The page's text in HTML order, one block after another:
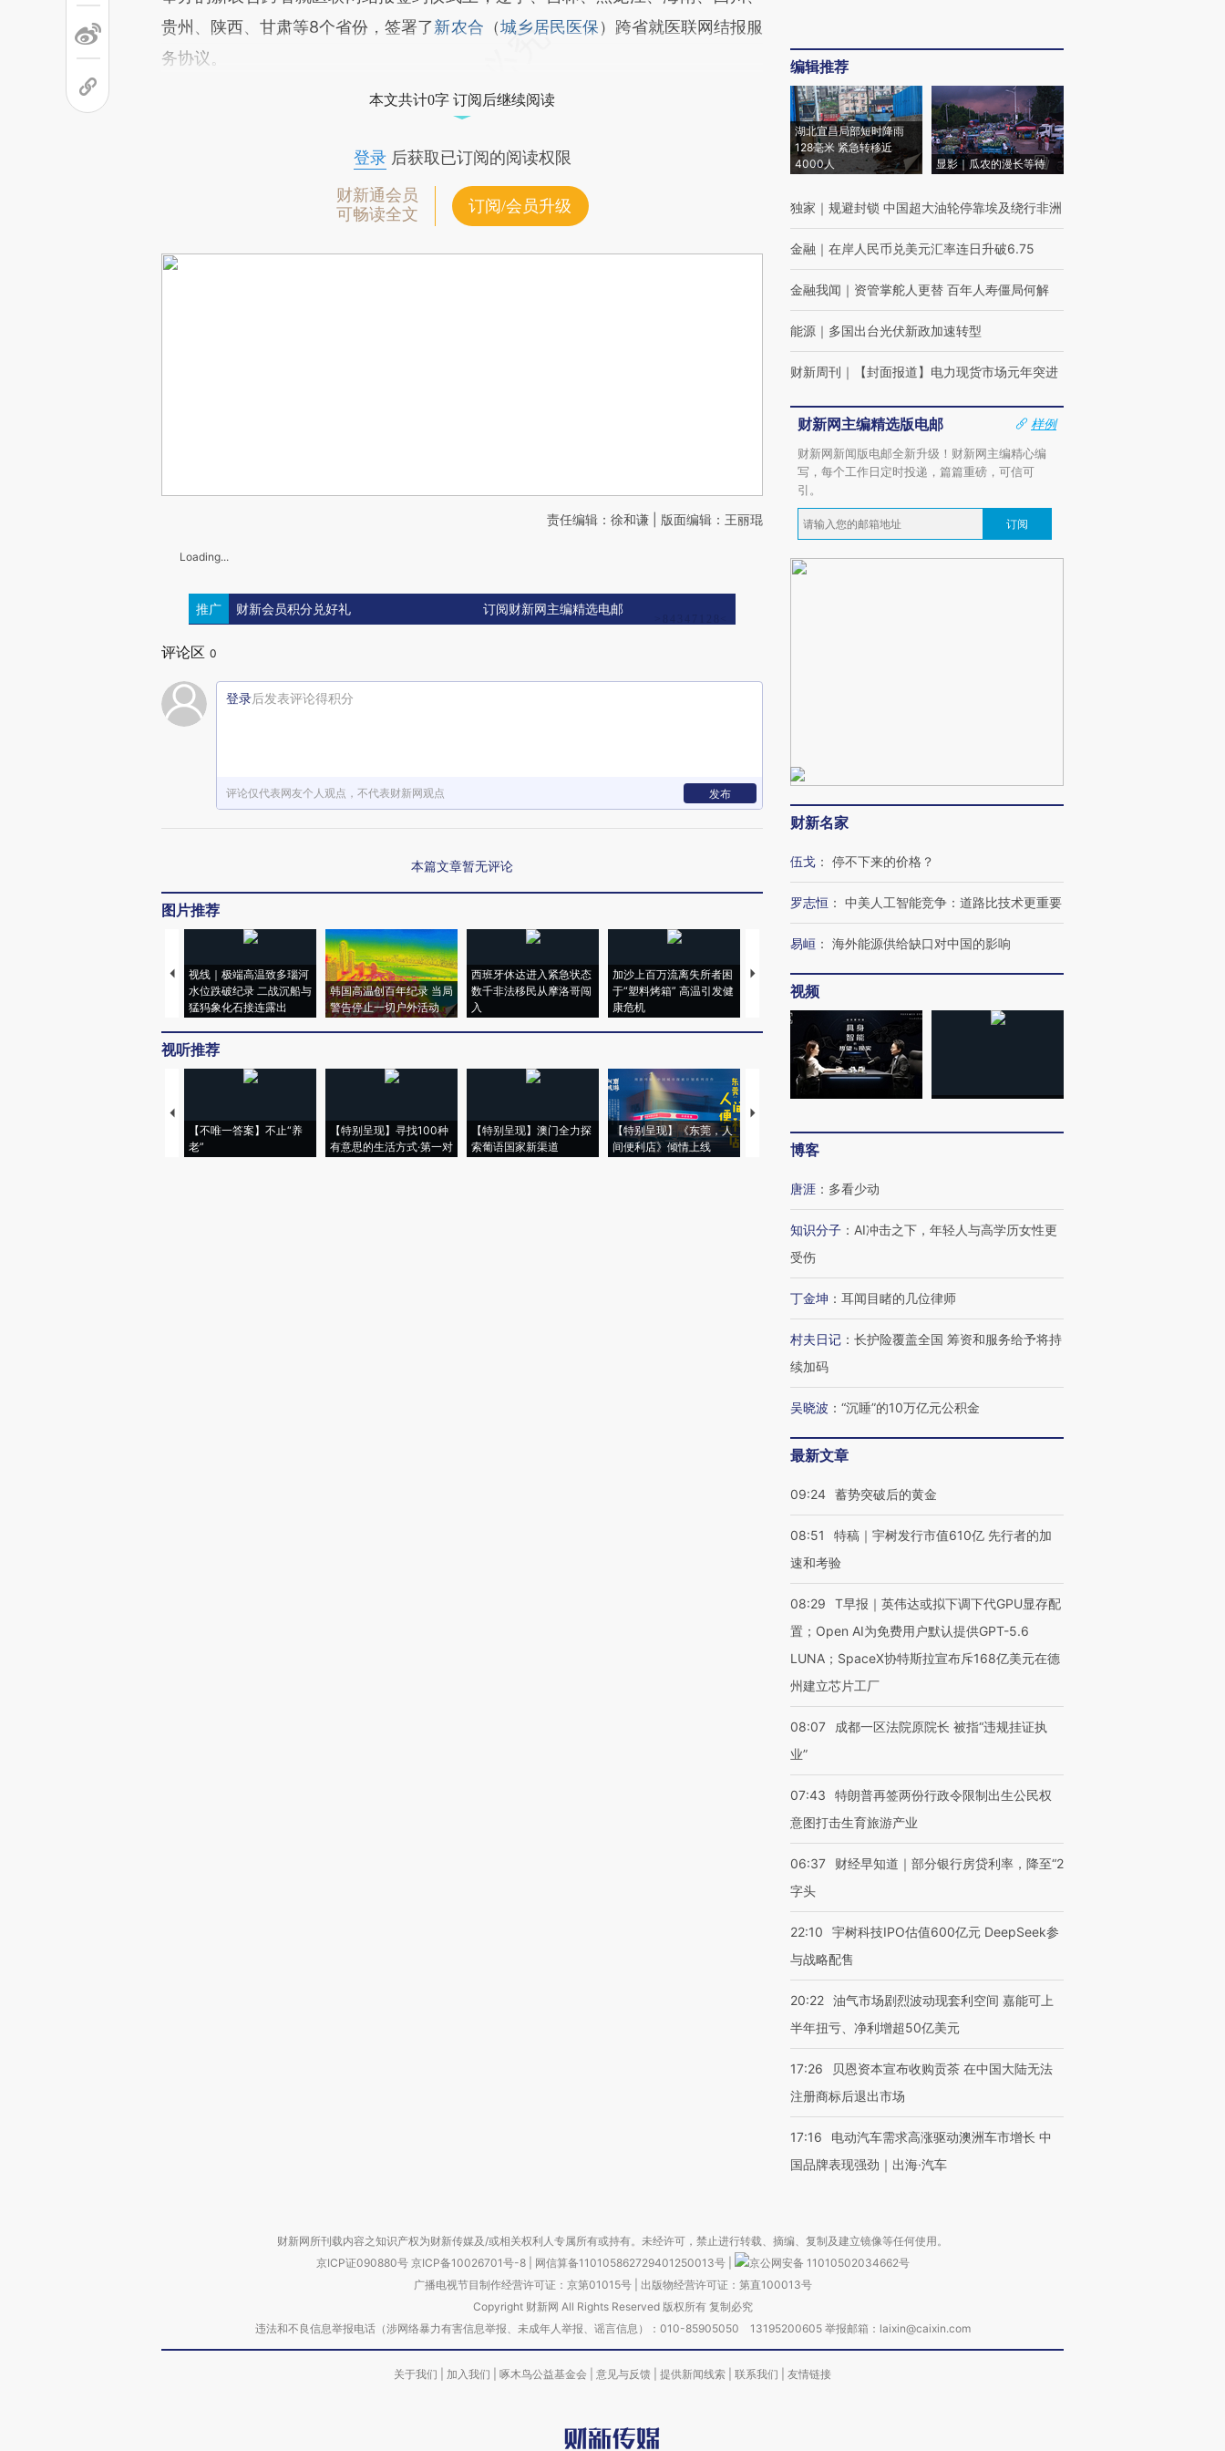
贵州、陕西、甘肃等8个省份，签署了新农合 （城乡居民医保）跨省就医联网结报服
务协议。
本文共计0字 订阅后继续阅读
登录后获取已订阅的阅读权限
财新通会员
可畅读全文
订阅/会员升级
责任编辑：徐和谦 | 版面编辑：王丽琨
Loading...
推广 财新会员积分兑好礼 订阅财新网主编精选电邮
评论区 0
登录后发表评论得积分
评论仅代表网友个人观点，不代表财新网观点 发布
本篇文章暂无评论
图片推荐
视线｜极端高温致多瑙河
水位跌破纪录 二战沉船与
猛犸象化石接连露出
韩国高温创百年纪录 当局
警告停止一切户外活动
西班牙休达进入紧急状态
数千非法移民从摩洛哥闯
入
加沙上百万流离失所者困
于“塑料烤箱” 高温引发健
康危机
视线｜HYROX的吸金
术：是什么让中产们甘
心“花钱找虐”？
马航飞行员跨国走私7万
毒品
视线｜被称为“蟑螂”的印
育部长拱下台
视听推荐
【不唯一答案】不止“养
老”
【特别呈现】寻找100种
有意思的生活方式·第一对
【特别呈现】澳门全力探
索葡语国家新渠道
【特别呈现】《东莞，人
间便利店》倾情上线
【推广】走进第四届链博
会，让数智科技“链”接产
【特别呈现】寻找100种
CFO：不靠规模取胜，华
编辑推荐
湖北宜昌局部短时降雨
128毫米 紧急转移近
4000人
显影｜瓜农的漫长等待
独家 ｜ 规避封锁 中国超大油轮停靠埃及绕行非洲
金融 ｜ 在岸人民币兑美元汇率连日升破6.75
金融我闻 ｜ 资管掌舵人更替 百年人寿僵局何解
能源 ｜ 多国出台光伏新政加速转型
财新周刊 ｜ 【封面报道】电力现货市场元年突进
财新网主编精选版电邮
样例
财新网新闻版电邮全新升级！财新网主编精心编
写，每个工作日定时投递，篇篇重磅，可信可
引。
订阅
财新名家
伍戈 ： 停不下来的价格？
罗志恒 ： 中美人工智能竞争：道路比技术更重要
易峘 ： 海外能源供给缺口对中国的影响
视频
博客
唐涯 ： 多看少动
知识分子 ： AI冲击之下，年轻人与高学历女性更
受伤
丁金坤 ： 耳闻目睹的几位律师
村夫日记 ： 长护险覆盖全国 筹资和服务给予将持
续加码
吴晓波 ： “沉睡”的10万亿元公积金
最新文章
09:24 蓄势突破后的黄金
08:51
特稿｜宇树发行市值610亿 先行者的加
速和考验
08:29
T早报｜英伟达或拟下调下代GPU显存配
置；Open AI为免费用户默认提供GPT-5.6
LUNA；SpaceX协特斯拉宣布斥168亿美元在德
州建立芯片工厂
08:07
成都一区法院原院长 被指“违规挂证执
业”
07:43
特朗普再签两份行政令限制出生公民权
意图打击生育旅游产业
06:37
财经早知道｜部分银行房贷利率，降至“2
字头
22:10
宇树科技IPO估值600亿元 DeepSeek参
与战略配售
20:22 油气市场剧烈波动现套利空间 嘉能可上
半年扭亏、净利增超50亿美元
17:26
贝恩资本宣布收购贡茶 在中国大陆无法
注册商标后退出市场
17:16
电动汽车需求高涨驱动澳洲车市增长 中
国品牌表现强劲｜出海·汽车
财新网所刊载内容之知识产权为财新传媒及/或相关权利人专属所有或持有。未经许可，禁止进行转载、摘编、复制及建立镜像等任何使用。
京ICP证090880号 京ICP备10026701号-8 网信算备110105862729401250013号
京公网安备 11010502034662号
广播电视节目制作经营许可证：京第01015号| 出版物经营许可证：第直100013号
Copyright 财新网 All Rights Reserved 版权所有 复制必究
违法和不良信息举报电话（涉网络暴力有害信息举报、未成年人举报、谣言信息）：010-85905050 13195200605 举报邮箱：laixin@caixin.com
关于我们 加入我们 啄木鸟公益基金会 意见与反馈 提供新闻线索 联系我们 友情链接